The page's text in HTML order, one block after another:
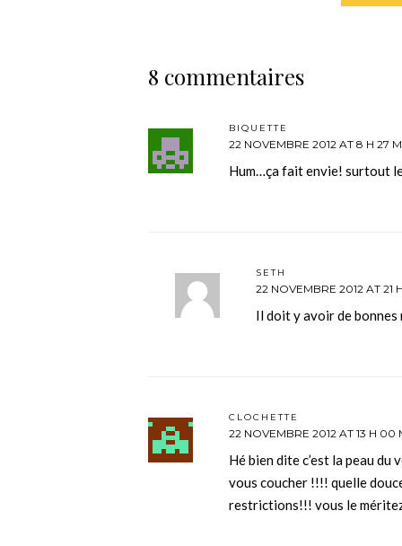
8 commentaires
BIQUETTE
22 NOVEMBRE 2012 AT 8 H 27
Hum…ça fait envie! surtout
SETH
22 NOVEMBRE 2012 AT 21
Il doit y avoir de bonnes
CLOCHETTE
22 NOVEMBRE 2012 AT 13 H 00
Hé bien dite c’est la peau
vous coucher !!!! quelle
restrictions!!! vous le